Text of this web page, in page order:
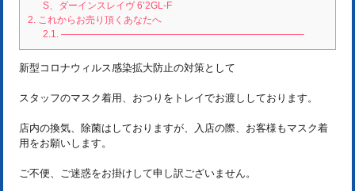
S、ダーインスレイヴ 6’2GL-F
2. これからお売り頂くあなたへ
2.1.—————————————————————————–
新型コロナウィルス感染拡大防止の対策として
スタッフのマスク着用、おつりをトレイでお渡ししております。
店内の換気、除菌はしておりますが、入店の際、お客様もマスク着
用をお願いします。
ご不便、ご迷惑をお掛けして申し訳ございません。